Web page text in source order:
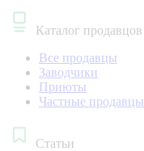
Каталог продавцов
Все продавцы
Заводчики
Приюты
Частные продавцы
Статьи